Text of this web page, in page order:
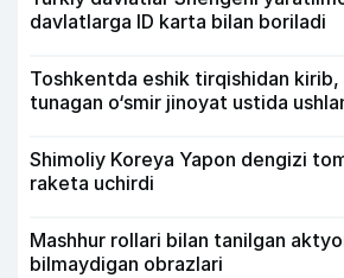
davlatlarga ID karta bilan boriladi
Toshkentda eshik tirqishidan kirib,
tunagan o‘smir jinoyat ustida
Shimoliy Koreya Yapon dengizi
raketa uchirdi
Mashhur rollari bilan tanilgan
bilmaydigan obrazlari